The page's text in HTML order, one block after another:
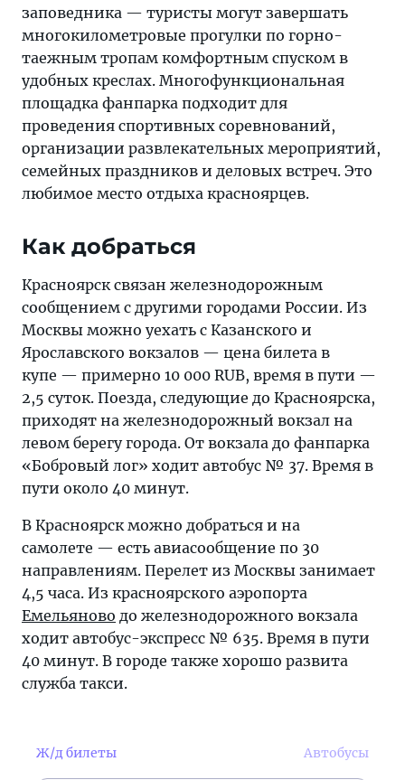
заповедника — туристы могут завершать
многокилометровые прогулки по горно-
таежным тропам комфортным спуском в
удобных креслах. Многофункциональная
площадка фанпарка подходит для
проведения спортивных соревнований,
организации развлекательных мероприятий,
семейных праздников и деловых встреч. Это
любимое место отдыха красноярцев.
Как добраться
Красноярск связан железнодорожным
сообщением с другими городами России. Из
Москвы можно уехать с Казанского и
Ярославского вокзалов — цена билета в
купе — примерно 10 000 RUB, время в пути —
2,5 суток. Поезда, следующие до Красноярска,
приходят на железнодорожный вокзал на
левом берегу города. От вокзала до фанпарка
«Бобровый лог» ходит автобус № 37. Время в
пути около 40 минут.
В Красноярск можно добраться и на
самолете — есть авиасообщение по 30
направлениям. Перелет из Москвы занимает
4,5 часа. Из красноярского аэропорта
Емельяново до железнодорожного вокзала
ходит автобус-экспресс № 635. Время в пути
40 минут. В городе также хорошо развита
служба такси.
Ж/д билеты Автобусы